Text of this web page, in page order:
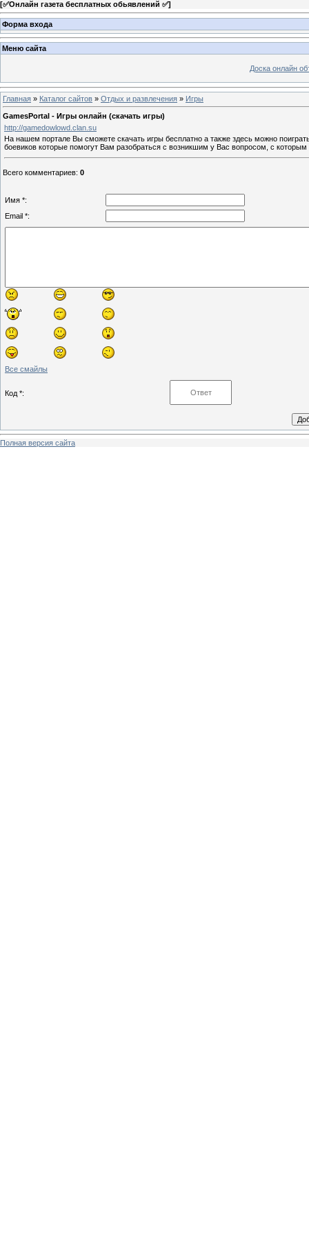
[✅Онлайн газета бесплатных обьявлений ✅]
Форма входа
Меню сайта
Доска онлайн
Главная » Каталог сайтов » Отдых и развлечения » Игры
GamesPortal - Игры онлайн (скачать игры)
http://gamedowlowd.clan.su
На нашем портале Вы сможете скачать игры бесплатно а также здесь можно
боевиков которые помогут Вам разобраться с возникшим у Вас вопросом, с
Всего комментариев: 0
Имя *:
Email *:
Все смайлы
Код *:
Полная версия сайта